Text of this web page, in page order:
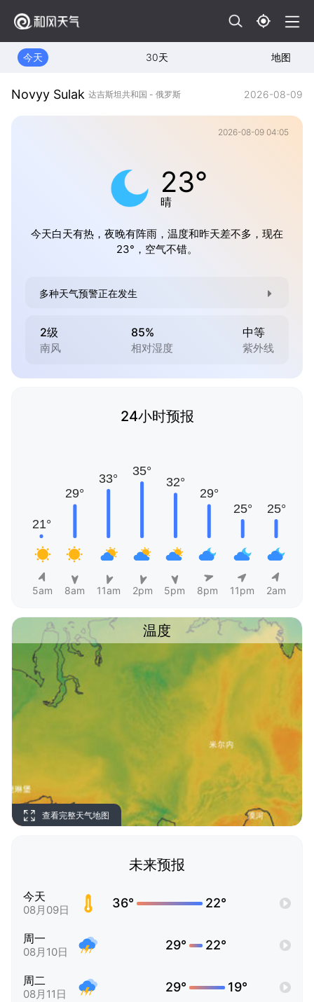
今天 30天 地图
Novyy Sulak 达吉斯坦共和国 - 俄罗斯 2026-08-09
2026-08-09 04:05
23°
晴
今天白天有热，夜晚有阵雨，温度和昨天差不多，现在
23°，空气不错。
多种天气预警正在发生
2级
南风
85%
相对湿度
中等
紫外线
24小时预报
5am 8am 11am 2pm 5pm 8pm 11pm 2am
温度
查看完整天气地图
未来预报
今天
08月09日 36° 22°
周一
08月10日 29° 22°
周二
08月11日 29° 19°